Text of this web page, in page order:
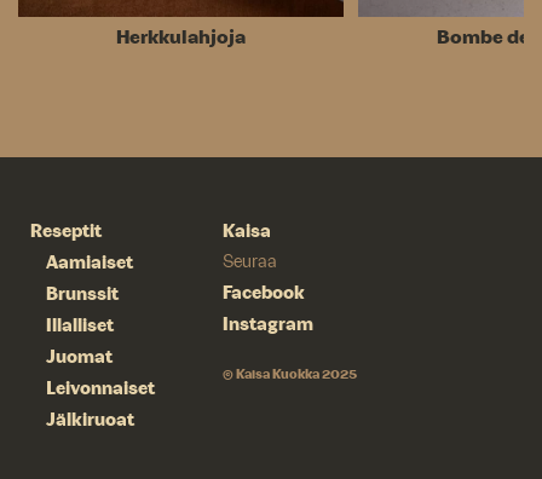
Herkkulahjoja Bombe de
Reseptit
Aamiaiset
Brunssit
Illalliset
Juomat
Leivonnaiset
Jälkiruoat
Kaisa
Seuraa
Facebook
Instagram
© Kaisa Kuokka 2025